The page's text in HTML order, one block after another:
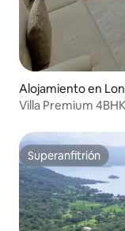
Alojamiento en
Villa Premium
Superanfitrión
Superanfitrión